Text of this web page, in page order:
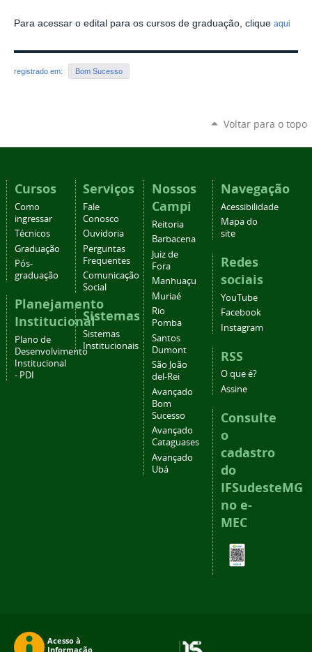
Para acessar o edital para os cursos de graduação, clique aqui
registrado em: Bom Sucesso
Voltar para o topo
Cursos
Como
ingressar
Técnicos
Graduação
Pós-
graduação
Planejamento
Institucional
Plano de
Desenvolvimento
Institucional
- PDI
Serviços
Fale
Conosco
Ouvidoria
Perguntas
Frequentes
Comunicação
Social
Sistemas
Sistemas
Institucionais
Nossos
Campi
Reitoria
Barbacena
Juiz de
Fora
Manhuaçu
Muriaé
Rio
Pomba
Santos
Dumont
São João
del-Rei
Avançado
Bom
Sucesso
Avançado
Cataguases
Avançado
Ubá
Navegação
Acessibilidade
Mapa do
site
Redes
sociais
YouTube
Facebook
Instagram
RSS
O que é?
Assine
Consulte
o
cadastro
do
IFSudesteMG
no e-
MEC